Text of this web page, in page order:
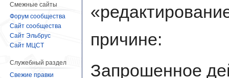
причине:
Запрошенное
Смежные сайты
Форум сообщества
Сайт сообщества
Сайт Эльбрус
Сайт МЦСТ
Служебный раздел
Свежие правки